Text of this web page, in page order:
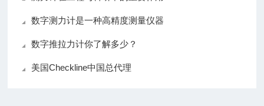
数字测力计是一种高精度测量仪器
数字推拉力计你了解多少？
美国Checkline中国总代理